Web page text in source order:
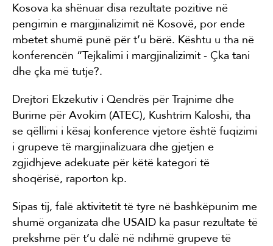
Kosova ka shënuar disa rezultate pozitive në
pengimin e margjinalizimit në Kosovë, por ende
mbetet shumë punë për t’u bërë. Kështu u tha në
konferencën “Tejkalimi i margjinalizimit - Çka tani
dhe çka më tutje?.
Drejtori Ekzekutiv i Qendrës për Trajnime dhe
Burime për Avokim (ATEC), Kushtrim Kaloshi, tha
se qëllimi i kësaj konference vjetore është fuqizimi
i grupeve të margjinalizuara dhe gjetjen e
zgjidhjeve adekuate për këtë kategori të
shoqërisë, raporton kp.
Sipas tij, falë aktivitetit të tyre në bashkëpunim me
shumë organizata dhe USAID ka pasur rezultate të
prekshme për t’u dalë në ndihmë grupeve të